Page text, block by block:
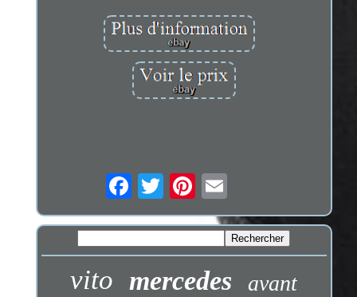
vito mercedes avant